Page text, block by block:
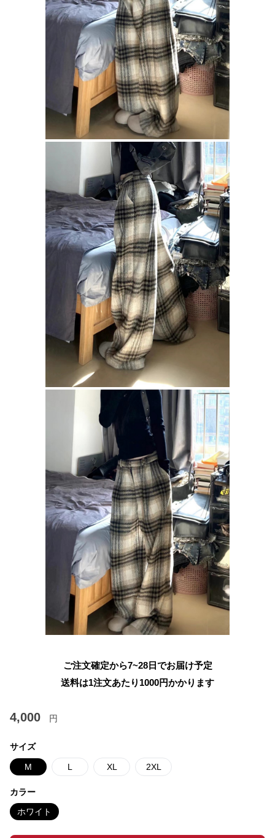
ご注文確定から7~28日でお届け予定
送料は1注文あたり 1000円かかります
4,000 円
サイズ
M L XL 2XL
カラー
ホワイト